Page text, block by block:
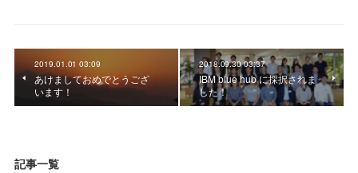
2019.01.01 03:09
あけましておめでとうござ
います！
2018.09.30 03:37
IBM blue hub に採択されま
した！
記事一覧